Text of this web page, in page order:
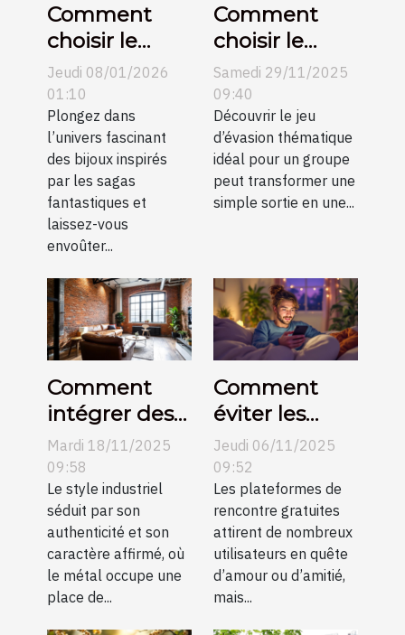
Comment
choisir le
parfait bijou
inspiré de
célèbres
sagas
fantastiques
?
Jeudi 08/01/2026
01:10
Plongez dans
l’univers fascinant
des bijoux inspirés
par les sagas
fantastiques et
laissez-vous
envoûter...
Comment
choisir le
meilleur jeu
d'évasion
thématique
pour votre
groupe ?
Samedi 29/11/2025
09:40
Découvrir le jeu
d’évasion thématique
idéal pour un groupe
peut transformer une
simple sortie en une...
Comment
intégrer des
éléments
métalliques
dans un salon
industriel ?
Mardi 18/11/2025
09:58
Le style industriel
séduit par son
authenticité et son
caractère affirmé, où
le métal occupe une
place de...
Comment
éviter les
pièges des
plateformes
de rencontre
gratuites ?
Jeudi 06/11/2025
09:52
Les plateformes de
rencontre gratuites
attirent de nombreux
utilisateurs en quête
d’amour ou d’amitié,
mais...